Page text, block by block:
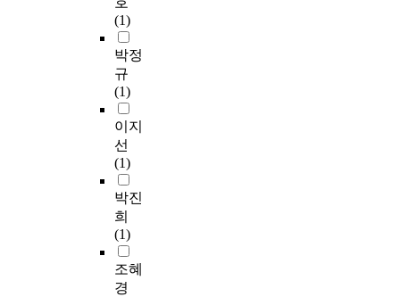
(1)
박정
규
(1)
이지
선
(1)
박진
희
(1)
조혜
경